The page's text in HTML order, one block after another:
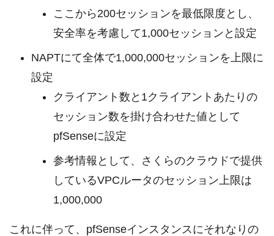
ここから200セッションを最低限度とし、
安全率を考慮して1,000セッションと設定
NAPTにて全体で1,000,000セッションを上限に
設定
クライアント数と1クライアントあたりの
セッション数を掛け合わせた値として
pfSenseに設定
参考情報として、さくらのクラウドで提供
しているVPCルータのセッション上限は
1,000,000
これに伴って、pfSenseインスタンスにそれなりの